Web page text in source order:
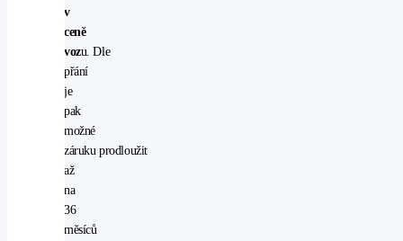
v
ceně
vozu. Dle
přání
je
pak
možné
záruku prodloužit
až
na
36
měsíců